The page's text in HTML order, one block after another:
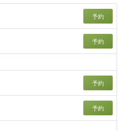
予約
予約
予約
予約